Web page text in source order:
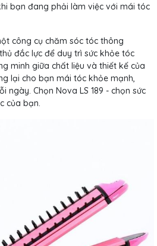
bạn đang phải làm việc với mái tóc
công cụ chăm sóc tóc thông
đắc lực để duy trì sức khỏe tóc
minh giữa chất liệu và thiết kế của
lại cho bạn mái tóc khỏe mạnh,
ngày. Chọn Nova LS 189 - chọn sức
của bạn.